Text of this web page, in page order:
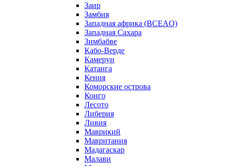
Заир
Замбия
Западная африка (BCEAO)
Западная Сахара
Зимбабве
Кабо-Верде
Камерун
Катанга
Кения
Коморские острова
Конго
Лесото
Либерия
Ливия
Маврикий
Мавритания
Мадагаскар
Малави